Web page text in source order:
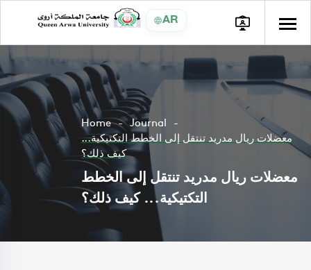
AR
Home
Journal
معضلات ريال مدريد تنتقل إلى الخطط التكتيكية...
كيف ذلك؟
معضلات ريال مدريد تنتقل إلى الخطط
التكتيكية... كيف ذلك؟